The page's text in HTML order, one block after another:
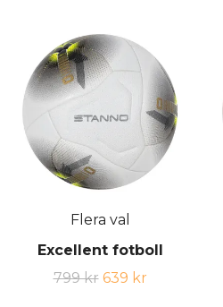
Flera val
Excellent fotboll
799 kr 639 kr